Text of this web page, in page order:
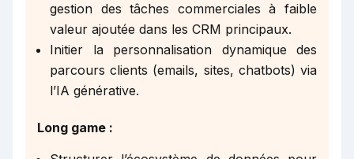
gestion des tâches commerciales à faible
valeur ajoutée dans les CRM principaux.
Initier la personnalisation dynamique des
parcours clients (emails, sites, chatbots) via
l’IA générative.
Long game :